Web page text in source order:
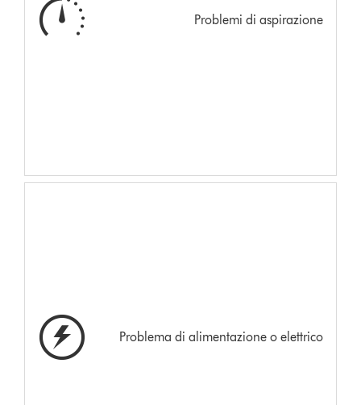
Problemi di aspirazione
Problema di alimentazione o elettrico